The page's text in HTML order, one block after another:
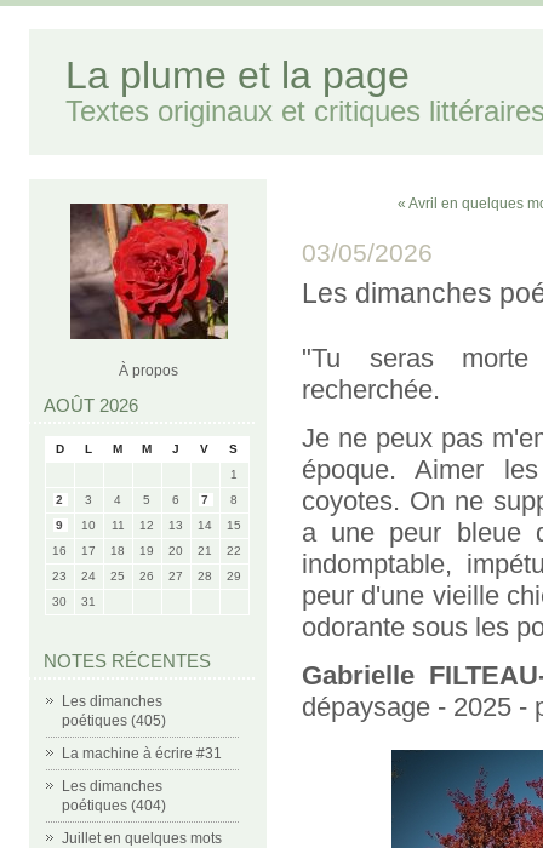
La plume et la page
Textes originaux et critiques
À propos
AOÛT 2026
D L M M J V
S
1
2
3 4 5 6 7
8
9
10 11 12 13 14
15
16
17 18 19 20 21
22
23
24 25 26 27 28
29
30
31
NOTES RÉCENTES
Les dimanches
poétiques (405)
La machine à écrire #31
Les dimanches
poétiques (404)
Juillet en quelques mots
« Avril en quelques
03/05/2026
Les dimanches
"Tu seras
recherchée.
Je ne peux pas
époque. Aimer
coyotes. On ne
a une peur bleue
indomptable,
peur d'une vieille
odorante sous les
Gabrielle
dépaysage - 2025 -